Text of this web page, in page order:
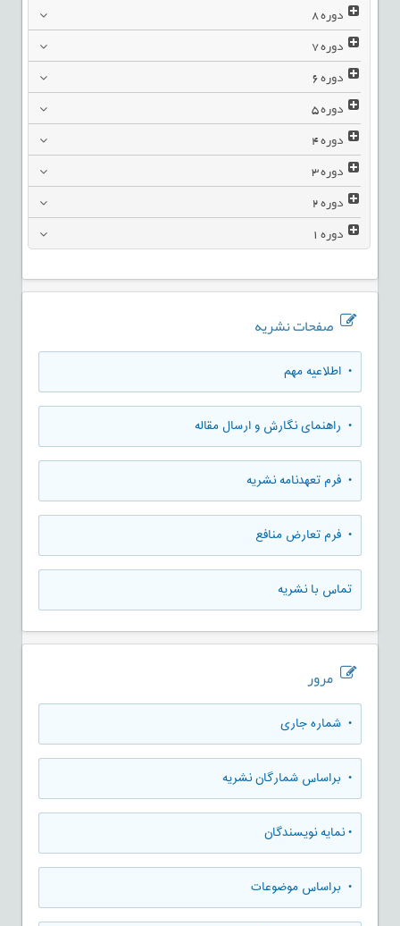
دوره8
دوره7
دوره6
دوره5
دوره4
دوره3
دوره2
دوره1
صفحات نشریه
• اطلاعیه مهم
• راهنمای نگارش و ارسال مقاله
• فرم تعهدنامه نشریه
• فرم تعارض منافع
تماس با نشریه
مرور
• شماره جاری
• براساس شمارگان نشریه
•نمایه نویسندگان
• براساس موضوعات